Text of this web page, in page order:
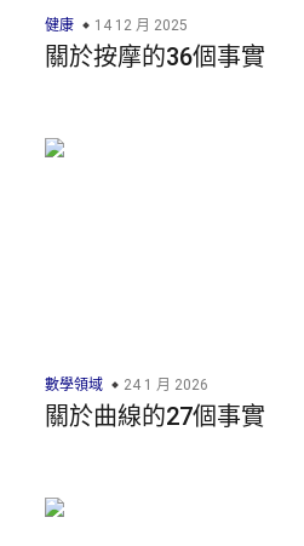
健康 14 12 月 2025
關於按摩的36個事實
數學領域 24 1 月 2026
關於曲線的27個事實